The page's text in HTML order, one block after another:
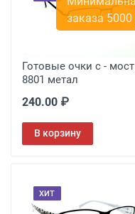
Готовые очки с - мост
8801 метал
240.00 ₽
В корзину
ХИТ